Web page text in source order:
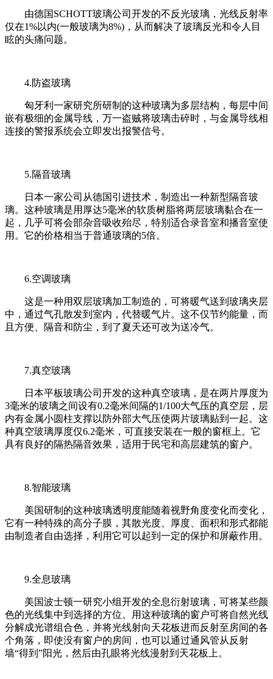
由德国SCHOTT玻璃公司开发的不反光玻璃，光线反射率
仅在1%以内(一般玻璃为8%)，从而解决了玻璃反光和令人目
眩的头痛问题。
4.防盗玻璃
匈牙利一家研究所研制的这种玻璃为多层结构，每层中间
嵌有极细的金属导线，万一盗贼将玻璃击碎时，与金属导线相
连接的警报系统会立即发出报警信号。
5.隔音玻璃
日本一家公司从德国引进技术，制造出一种新型隔音玻
璃。这种玻璃是用厚达5毫米的软质树脂将两层玻璃黏合在一
起，几乎可将会部杂音吸收殆尽，特别适合录音室和播音室使
用。它的价格相当于普通玻璃的5倍。
6.空调玻璃
这是一种用双层玻璃加工制造的，可将暖气送到玻璃夹层
中，通过气孔散发到室内，代替暖气片。这不仅节约能量，而
且方便、隔音和防尘，到了夏天还可改为送冷气。
7.真空玻璃
日本平板玻璃公司开发的这种真空玻璃，是在两片厚度为
3毫米的玻璃之间设有0.2毫米间隔的1/100大气压的真空层，层
内有金属小圆柱支撑以防外部大气压使两片玻璃贴到一起。这
种真空玻璃厚度仅6.2毫米，可直接安装在一般的窗框上。它
具有良好的隔热隔音效果，适用于民宅和高层建筑的窗户。
8.智能玻璃
美国研制的这种玻璃透明度能随着视野角度变化而变化，
它有一种特殊的高分子膜，其散光度、厚度、面积和形式都能
由制造者自由选择，利用它可以起到一定的保护和屏蔽作用。
9.全息玻璃
美国波士顿一研究小组开发的全息衍射玻璃，可将某些颜
色的光线集中到选择的方位。用这种玻璃的窗户可将自然光线
分解成光谱组合色，并将光线射向天花板进而反射至房间的各
个角落，即使没有窗户的房间，也可以通过通风管从反射
墙“得到”阳光，然后由孔眼将光线漫射到天花板上。